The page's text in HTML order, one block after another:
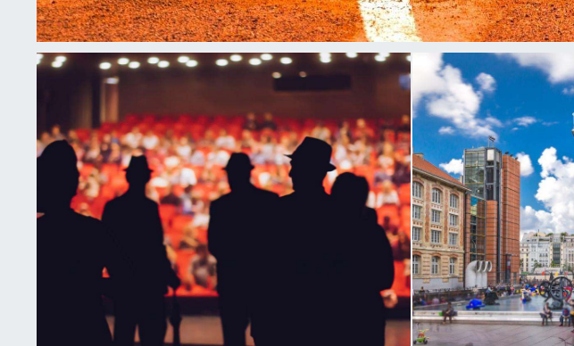
LA PASSION DU TENNIS MADE IN PARIS
Publié le
Roland Garros n’en finit pas de fasciner. Lors de votre séjour au Paris France
Hôtel, venez vous aussi découvrir l’ambiance vibrante du tournoi de la Porte
d’Auteuil…